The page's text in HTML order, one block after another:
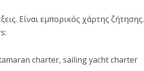
Είναι εμπορικός χάρτης ζήτησης.
charter, sailing yacht charter